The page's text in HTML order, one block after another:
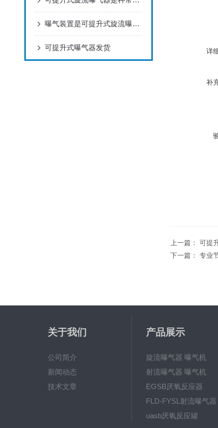
曝气装置是可提升式旋流曝气器的核心部分
可提升式曝气器发货 详
补
上一篇： 可提
下一篇： 专业
关于我们
公司简介
新闻动态
技术文章
产品展示
旋流曝气器 曝气机
射流曝气器 曝气机
EGSB厌氧反应器
FLD-FYSL射流曝气器
uasb厌氧反应罐